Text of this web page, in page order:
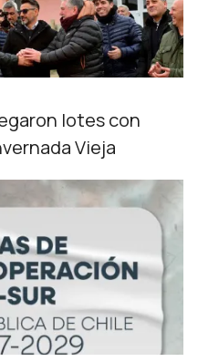
lotes con
Vieja